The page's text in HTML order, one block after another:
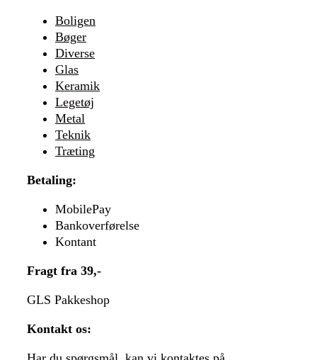
Boligen
Bøger
Diverse
Glas
Keramik
Legetøj
Metal
Teknik
Træting
Betaling:
MobilePay
Bankoverførelse
Kontant
Fragt fra 39,-
GLS Pakkeshop
Kontakt os: